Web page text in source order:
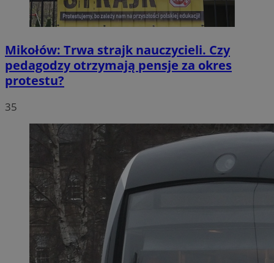
Mikołów: Trwa strajk nauczycieli. Czy
pedagodzy otrzymają pensje za okres
protestu?
35